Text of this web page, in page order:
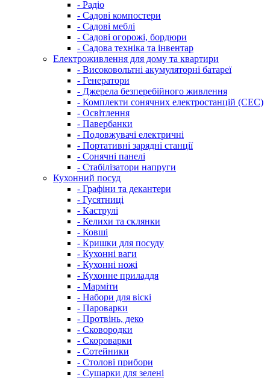
- Радіо
- Садові компостери
- Садові меблі
- Садові огорожі, бордюри
- Садова техніка та інвентар
Електроживлення для дому та квартири
- Високовольтні акумуляторні батареї
- Генератори
- Джерела безперебійного живлення
- Комплекти сонячних електростанцій (СЕС)
- Освітлення
- Павербанки
- Подовжувачі електричні
- Портативні зарядні станції
- Сонячні панелі
- Стабілізатори напруги
Кухонний посуд
- Графіни та декантери
- Гусятниці
- Каструлі
- Келихи та склянки
- Ковші
- Кришки для посуду
- Кухонні ваги
- Кухонні ножі
- Кухонне приладдя
- Марміти
- Набори для віскі
- Пароварки
- Протвінь, деко
- Сковородки
- Скороварки
- Сотейники
- Столові прибори
- Сушарки для зелені